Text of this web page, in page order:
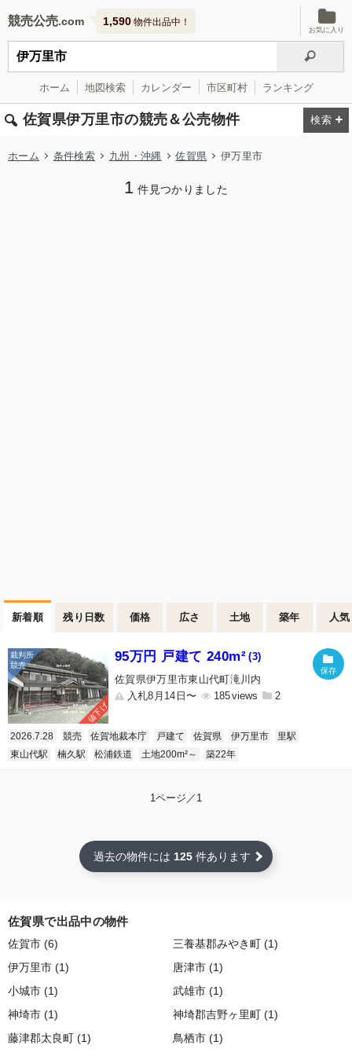
競売公売 1,590 物件出品中！
お気に入り
ホーム 地図検索 カレンダー 市区町村 ランキング
佐賀県伊万里市の競売＆公売物件
ホーム 条件検索 九州・沖縄 佐賀県 伊万里市
1 件見つかりました
新着順 残り日数 価格 広さ 土地 築年 人気
値下げ
95万円 戸建て 240m² (3)
佐賀県伊万里市東山代町滝川内
入札8月14日〜
185 2
2026.7.28 競売 佐賀地裁本庁 戸建て 佐賀県 伊万里市
里駅
東山代駅
楠久駅 松浦鉄道 土地200m²～ 築22年
1ページ／1
過去の物件には 125 件あります
佐賀県で出品中の物件
佐賀市 (6) 三養基郡みやき町 (1)
伊万里市 (1) 唐津市 (1)
小城市 (1) 武雄市 (1)
神埼市 (1) 神埼郡吉野ヶ里町 (1)
藤津郡太良町 (1) 鳥栖市 (1)